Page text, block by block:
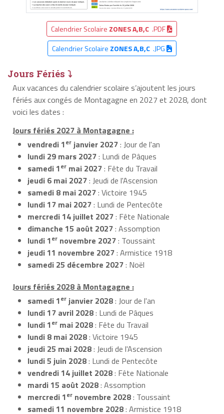
Calendrier Scolaire ZONES A,B,C .PDF
Calendrier Scolaire ZONES A,B,C.JPG
Jours Fériés ⤵
Aux vacances du calendrier scolaire s’ajoutent les jours
fériés aux congés de Montagagne en 2027 et 2028, dont
voici les dates :
Jours fériés 2027 à Montagagne :
vendredi 1er janvier 2027: Jour de l'an
lundi 29 mars 2027: Lundi de Pâques
samedi 1er mai 2027: Fête du Travail
jeudi 6 mai 2027: Jeudi de l'Ascension
samedi 8 mai 2027: Victoire 1945
lundi 17 mai 2027: Lundi de Pentecôte
mercredi 14 juillet 2027: Fête Nationale
dimanche 15 août 2027: Assomption
lundi 1er novembre 2027: Toussaint
jeudi 11 novembre 2027: Armistice 1918
samedi 25 décembre 2027: Noël
Jours fériés 2028 à Montagagne :
samedi 1er janvier 2028: Jour de l'an
lundi 17 avril 2028: Lundi de Pâques
lundi 1er mai 2028: Fête du Travail
lundi 8 mai 2028: Victoire 1945
jeudi 25 mai 2028: Jeudi de l'Ascension
lundi 5 juin 2028: Lundi de Pentecôte
vendredi 14 juillet 2028: Fête Nationale
mardi 15 août 2028: Assomption
mercredi 1er novembre 2028: Toussaint
samedi 11 novembre 2028: Armistice 1918